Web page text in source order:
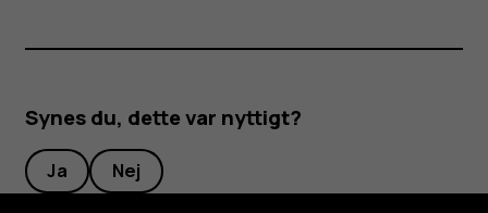
Synes du, dette var nyttigt?
Ja Nej